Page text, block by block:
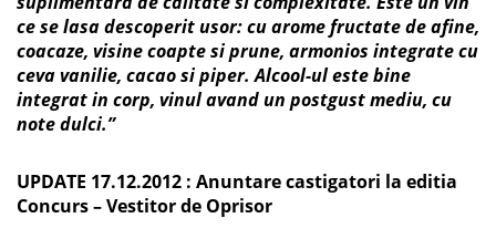
ce se lasa descoperit usor: cu arome fructate de afine,
coacaze, visine coapte si prune, armonios integrate cu
ceva vanilie, cacao si piper. Alcool-ul este bine
integrat in corp, vinul avand un postgust mediu, cu
note dulci.”
UPDATE 17.12.2012 : Anuntare castigatori la editia
Concurs – Vestitor de Oprisor